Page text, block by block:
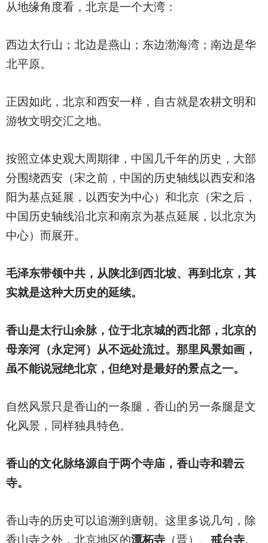
从地缘角度看，北京是一个大湾：
西边太行山；北边是燕山；东边渤海湾；南边是华
北平原。
正因如此，北京和西安一样，自古就是农耕文明和
游牧文明交汇之地。
按照立体史观大周期律，中国几千年的历史，大部
分围绕西安（宋之前，中国的历史轴线以西安和洛
阳为基点延展，以西安为中心）和北京（宋之后，
中国历史轴线沿北京和南京为基点延展，以北京为
中心）而展开。
毛泽东带领中共，从陕北到西北坡、再到北京，其
实就是这种大历史的延续。
香山是太行山余脉，位于北京城的西北部，北京的
母亲河（永定河）从不远处流过。那里风景如画，
虽不能说冠绝北京，但绝对是最好的景点之一。
自然风景只是香山的一条腿，香山的另一条腿是文
化风景，同样独具特色。
香山的文化脉络源自于两个寺庙，香山寺和碧云
寺。
香山寺的历史可以追溯到唐朝。这里多说几句，除
香山寺之外，北京地区的潭柘寺（晋）、 戒台寺、